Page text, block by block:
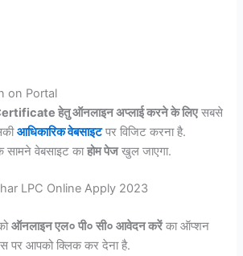
on Portal
हेतु ऑनलाइन अप्लाई करने के लिएसबसे
आधिकारिक वेबसाइटपर विजिट करना है.
वेबसाइट काहोम पेजखुल जाएगा.
ऑनलाइन एल० पी० सी० आवेदन करेंका ऑप्शन
पर आपको क्लिक कर देना है.